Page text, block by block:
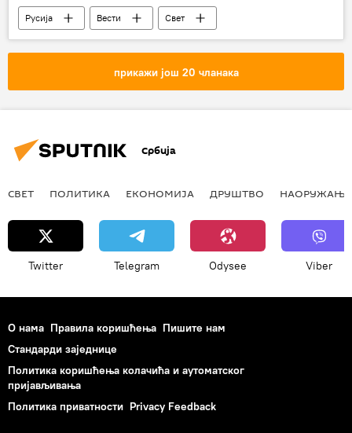
Русија Вести
Свет
Међународне војне игре
затварање
прикажи још 20 чланака
Србија
СВЕТ ПОЛИТИКА ЕКОНОМИЈА ДРУШТВО НАОРУЖАЊЕ
Twitter Telegram Odysee Viber
О нама Правила коришћења Пишите нам
Стандарди заједнице
Политика коришћења колачића и аутоматског
пријављивања
Политика приватности Privacy Feedback